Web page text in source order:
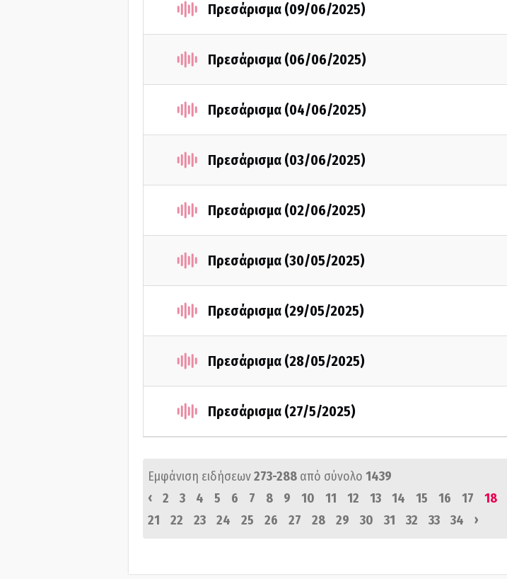
Πρεσάρισμα (09/06/2025)
Πρεσάρισμα (06/06/2025)
Πρεσάρισμα (04/06/2025)
Πρεσάρισμα (03/06/2025)
Πρεσάρισμα (02/06/2025)
Πρεσάρισμα (30/05/2025)
Πρεσάρισμα (29/05/2025)
Πρεσάρισμα (28/05/2025)
Πρεσάρισμα (27/5/2025)
Εμφάνιση ειδήσεων273-288 από σύνολο 1439
‹
2 3 4 5 6 7 8 9 10 11 12 13 14 15 16 17 18
21
22 23 24 25 26 27 28 29 30 31 32 33 34 ›